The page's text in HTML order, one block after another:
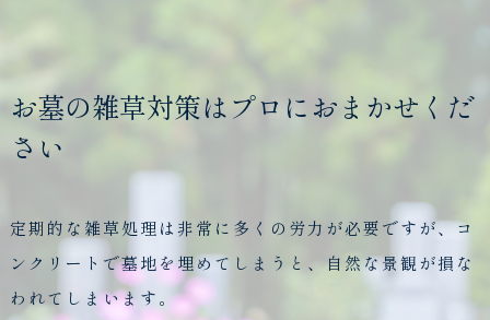
お墓の雑草対策はプロにおまかせくだ
さい
定期的な雑草処理は非常に多くの労力が必要ですが、コ
ンクリートで墓地を埋めてしまうと、自然な景観が損な
われてしまいます。